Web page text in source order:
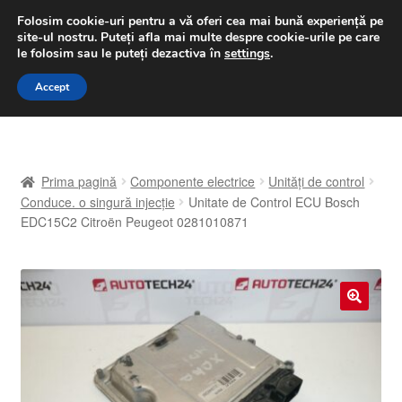
LIVRARE de la 33 lei
luni-vineri 9 a.m. - 4 p.m.031 229 6816
Sari
Sari
A lua legatura
Coș
Finalizare comandă
Prima pagină Componente electrice
Unități de control
Conduce. o singură injecție
Unitate de Control ECU Bosch
EDC15C2 Citroën Peugeot 0281010871
🔍
Folosim cookie-uri pentru a vă oferi cea mai bună experiență pe
site-ul nostru. Puteți afla mai multe despre cookie-urile pe care
le folosim sau le puteți dezactiva în settings.
Accept